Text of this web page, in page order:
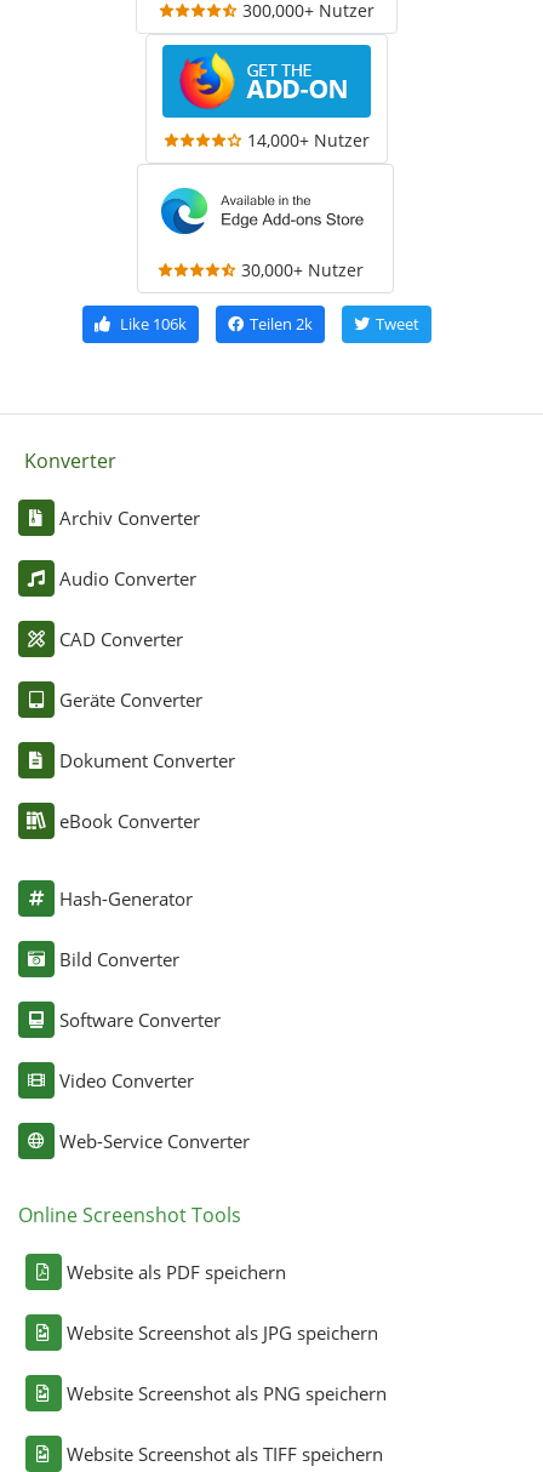
300,000+ Nutzer
14,000+ Nutzer
30,000+ Nutzer
Like 106k Teilen 2k Tweet
Konverter
Archiv Converter
Audio Converter
CAD Converter
Geräte Converter
Dokument Converter
eBook Converter
Hash-Generator
Bild Converter
Software Converter
Video Converter
Web-Service Converter
Online Screenshot Tools
Website als PDF speichern
Website Screenshot als JPG speichern
Website Screenshot als PNG speichern
Website Screenshot als TIFF speichern